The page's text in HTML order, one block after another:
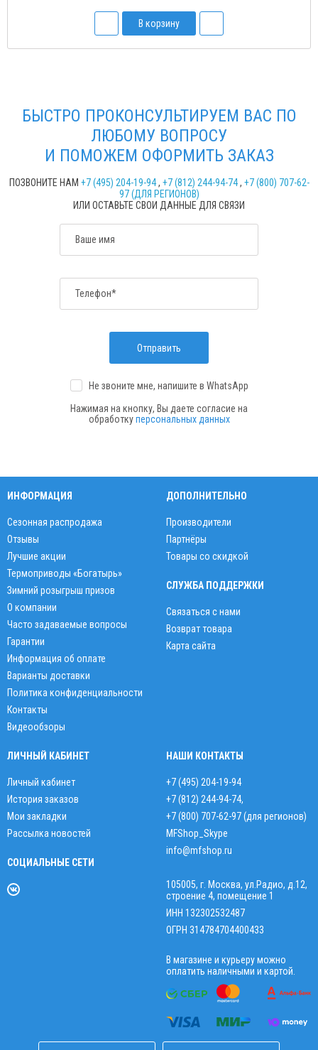
В корзину
БЫСТРО ПРОКОНСУЛЬТИРУЕМ ВАС ПО
ЛЮБОМУ ВОПРОСУ
И ПОМОЖЕМ ОФОРМИТЬ ЗАКАЗ
ПОЗВОНИТЕ НАМ +7 (495) 204-19-94, +7 (812) 244-94-74, +7 (800) 707-62-
97 (ДЛЯ РЕГИОНОВ)
ИЛИ ОСТАВЬТЕ СВОИ ДАННЫЕ ДЛЯ СВЯЗИ
Ваше имя
Телефон*
Отправить
Не звоните мне, напишите в WhatsApp
Нажимая на кнопку, Вы даете согласие на
обработкуперсональных данных
ИНФОРМАЦИЯ
Сезонная распродажа
Отзывы
Лучшие акции
Термоприводы «Богатырь»
Зимний розыгрыш призов
О компании
Часто задаваемые вопросы
Гарантии
Информация об оплате
Варианты доставки
Политика конфиденциальности
Контакты
Видеообзоры
ДОПОЛНИТЕЛЬНО
Производители
Партнёры
Товары со скидкой
СЛУЖБА ПОДДЕРЖКИ
Связаться с нами
Возврат товара
Карта сайта
ЛИЧНЫЙ КАБИНЕТ
Личный кабинет
История заказов
Мои закладки
Рассылка новостей
СОЦИАЛЬНЫЕ СЕТИ
НАШИ КОНТАКТЫ
+7 (495) 204-19-94
+7 (812) 244-94-74,
+7 (800) 707-62-97 (для регионов)
MFShop_Skype
info@mfshop.ru
105005, г. Москва, ул.Радио, д.12,
строение 4, помещение 1
ИНН 132302532487
ОГРН 314784704400433
В магазине и курьеру можно
оплатить наличными и картой.